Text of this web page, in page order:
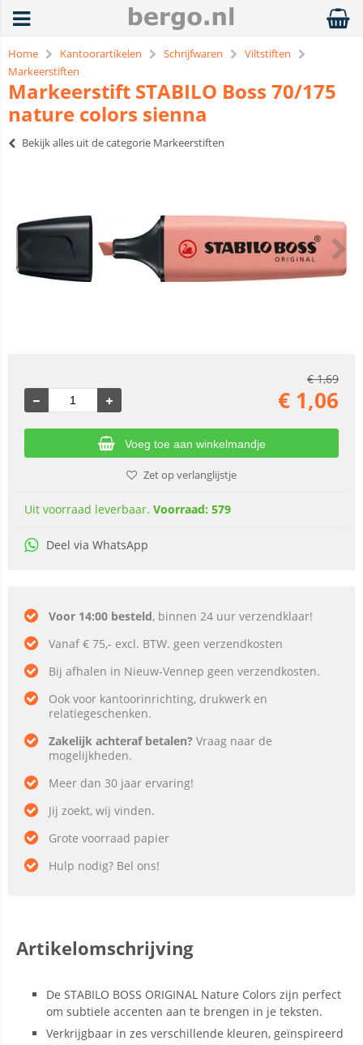
Home Kantoorartikelen Schrijfwaren
Viltstiften
Markeerstiften
Markeerstift STABILO Boss 70/175
nature colors sienna
Bekijk alles uit de categorie Markeerstiften
€1,69
€ 1,06
Voeg toe aan winkelmandje
Zet op verlanglijstje
Uit voorraad leverbaar. Voorraad: 579
Deel via WhatsApp
Voor 14:00 besteld, binnen 24 uur verzendklaar!
Vanaf € 75,- excl. BTW. geen verzendkosten
Bij afhalen in Nieuw-Vennep geen verzendkosten.
Ook voor kantoorinrichting, drukwerk en
relatiegeschenken.
Zakelijk achteraf betalen? Vraag naar de
mogelijkheden.
Meer dan 30 jaar ervaring!
Jij zoekt, wij vinden.
Grote voorraad papier
Hulp nodig? Bel ons!
Artikelomschrijving
De STABILO BOSS ORIGINAL Nature Colors zijn perfect
om subtiele accenten aan te brengen in je teksten.
Verkrijgbaar in zes verschillende kleuren, geïnspireerd